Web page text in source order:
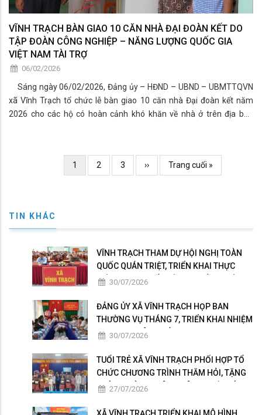
VĨNH TRẠCH BÀN GIAO 10 CĂN NHÀ ĐẠI ĐOÀN KẾT DO
TẬP ĐOÀN CÔNG NGHIỆP – NĂNG LƯỢNG QUỐC GIA
VIỆT NAM TÀI TRỢ
06/02/2026
Sáng ngày 06/02/2026, Đảng ủy – HĐND – UBND – UBMTTQVN
xã Vĩnh Trạch tổ chức lễ bàn giao 10 căn nhà Đại đoàn kết năm
2026 cho các hộ có hoàn cảnh khó khăn về nhà ở trên địa bàn
hành Đảng bộ, Phó Chủ tịch HĐND xã, cùng đại diện các ban, ngành,
đoàn thể xã và ban ấp tham dự.
Current
page
1 Page
2 Page
3
Trang
kế
››
Trang
cuối
Trang cuối »
TIN KHÁC
VĨNH TRẠCH THAM DỰ HỘI NGHỊ TOÀN
QUỐC QUÁN TRIỆT, TRIỂN KHAI THỰC
HIỆN NGHỊ QUYẾT HỘI NGHỊ LẦN THỨ BA
KHÓA XIV
30/07/2026
ĐẢNG ỦY XÃ VĨNH TRẠCH HỌP BAN
THƯỜNG VỤ THÁNG 7, TRIỂN KHAI NHIỆM
VỤ TRỌNG TÂM THÁNG 8
30/07/2026
TUỔI TRẺ XÃ VĨNH TRẠCH PHỐI HỢP TỔ
CHỨC CHƯƠNG TRÌNH THĂM HỎI, TẶNG
QUÀ GIA ĐÌNH THÂN NHÂN NGƯỜI CÓ
27/07/2026